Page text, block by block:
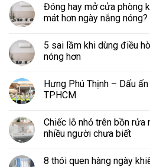
Đóng hay mở cửa phòng
mát hơn ngày nắng nóng?
5 sai lầm khi dùng điều
nóng hơn
Hưng Phú Thịnh – Dấu
TPHCM
Chiếc lỗ nhỏ trên bồn
nhiều người chưa biết
8 thói quen hàng ngày